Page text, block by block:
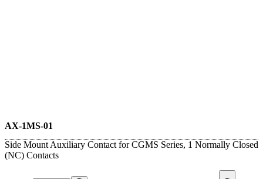
AX-1MS-01
Side Mount Auxiliary Contact for CGMS Series, 1 Normally Closed
(NC) Contacts